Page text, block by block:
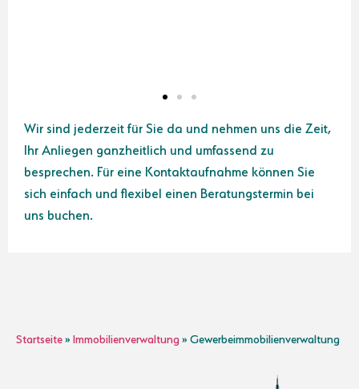
Wir sind jederzeit für Sie da und nehmen uns die Zeit,
Ihr Anliegen ganzheitlich und umfassend zu
besprechen. Für eine Kontaktaufnahme können Sie
sich einfach und flexibel einen Beratungstermin bei
uns buchen.
Startseite» Immobilienverwaltung» Gewerbeimmobilienverwaltung